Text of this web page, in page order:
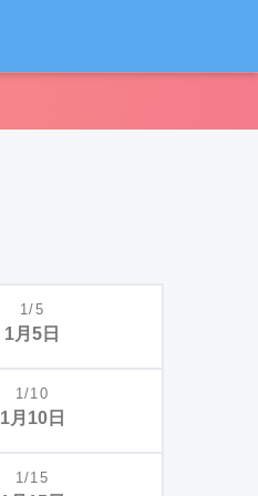
1/5
1月5日
1/10
1月10日
1/15